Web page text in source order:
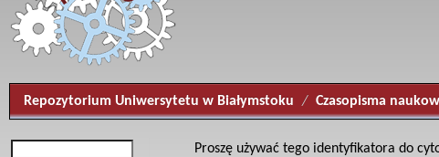
Repozytorium Uniwersytetu w Białymstoku Czasopisma
Proszę używać tego identyfikatora do